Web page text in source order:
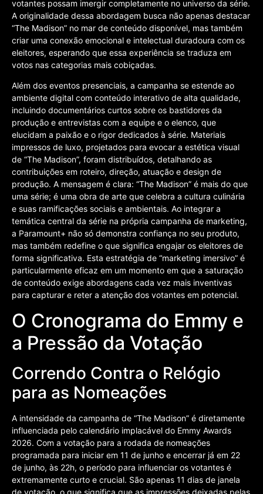
votantes possam imergir completamente no universo da série.
A originalidade dessa abordagem busca não apenas destacar
“The Madison” no mar de conteúdo disponível, mas também
criar uma conexão emocional e intelectual duradoura com os
eleitores, esperando que essa experiência se traduza em
votos nas categorias mais cobiçadas.
Além dos eventos presenciais, a campanha se estende ao
ambiente digital com conteúdo interativo de alta qualidade,
incluindo documentários curtos sobre os bastidores da
produção e entrevistas com a equipe e o elenco, que
elucidam a paixão e o rigor dedicados à série. Materiais
impressos de luxo, projetados para evocar a estética visual
de “The Madison”, foram distribuídos, detalhando as
contribuições em roteiro, direção, atuação e design de
produção. A mensagem é clara: “The Madison” é mais do que
uma série; é uma obra de arte que celebra a cultura culinária
e suas ramificações sociais e ambientais. Ao integrar a
temática central da série na própria campanha de marketing,
a Paramount+ não só demonstra confiança no seu produto,
mas também redefine o que significa engajar os eleitores de
forma significativa. Esta estratégia de “marketing imersivo” é
particularmente eficaz em um momento em que a saturação
de conteúdo exige abordagens cada vez mais inventivas
para capturar e reter a atenção dos votantes em potencial.
O Cronograma do Emmy e
a Pressão da Votação
Correndo Contra o Relógio
para as Nomeações
A intensidade da campanha de “The Madison” é diretamente
influenciada pelo calendário implacável do Emmy Awards
2026. Com a votação para a rodada de nomeações
programada para iniciar em 11 de junho e encerrar já em 22
de junho, às 22h, o período para influenciar os votantes é
extremamente curto e crucial. São apenas 11 dias de janela
de votação, o que significa que as impressões deixadas pelas